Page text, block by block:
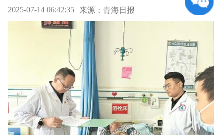
2025-07-14 06:42:35 来源：青海日报